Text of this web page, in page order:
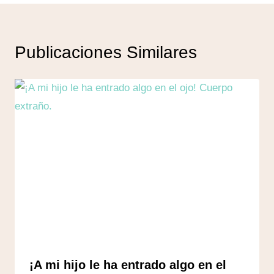
Publicaciones Similares
¡A mi hijo le ha entrado algo en el